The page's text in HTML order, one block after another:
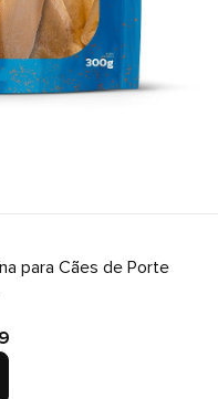
para Cães de Porte